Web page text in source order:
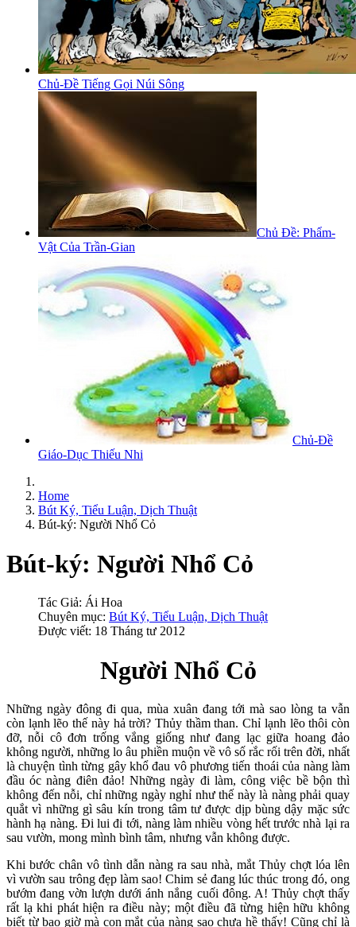
Chủ-Đề Tiếng Gọi Núi Sông
Chủ Đề: Phẩm-
Vật Của Trần-Gian
Chủ-Đề
Giáo-Dục Thiếu Nhi
Home
Bút Ký, Tiểu Luận, Dịch Thuật
Bút-ký: Người Nhổ Cỏ
Bút-ký: Người Nhổ Cỏ
Tác Giả: Ái Hoa
Chuyên mục: Bút Ký, Tiểu Luận, Dịch Thuật
Được viết: 18 Tháng tư 2012
Người Nhổ Cỏ
Những ngày đông đi qua, mùa xuân đang tới mà sao lòng ta vẫn
còn lạnh lẽo thế này hả trời? Thủy thầm than. Chỉ lạnh lẽo thôi còn
đỡ, nỗi cô đơn trống vắng giống như đang lạc giữa hoang đảo
không người, những lo âu phiền muộn về vô số rắc rối trên đời, nhất
là chuyện tình từng gây khổ đau vô phương tiến thoái của nàng làm
đầu óc nàng điên đảo! Những ngày đi làm, công việc bề bộn thì
không đến nỗi, chỉ những ngày nghỉ như thế này là nàng phải quay
quắt vì những gì sâu kín trong tâm tư được dịp bùng dậy mặc sức
hành hạ nàng. Đi lui đi tới, nàng làm nhiều vòng hết trước nhà lại ra
sau vườn, mong mình bình tâm, nhưng vẫn không được.
Khi bước chân vô tình dẫn nàng ra sau nhà, mắt Thủy chợt lóa lên
vì vườn sau trông đẹp làm sao! Chim sẻ đang lúc thúc trong đó, ong
bướm đang vờn lượn dưới ánh nắng cuối đông. A! Thủy chợt thấy
rất lạ khi phát hiện ra điều này; một điều đã từng hiện hữu không
biết từ bao giờ mà con mắt của nàng sao chưa hề thấy! Cũng chỉ là